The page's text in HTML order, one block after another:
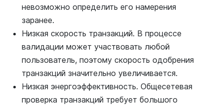
невозможно определить его намерения
заранее.
Низкая скорость транзакций. В процессе
валидации может участвовать любой
пользователь, поэтому скорость одобрения
транзакций значительно увеличивается.
Низкая энергоэффективность. Общесетевая
проверка транзакций требует большого